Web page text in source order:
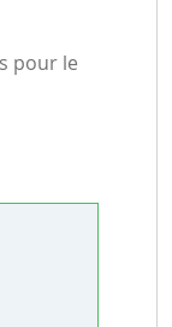
pour le